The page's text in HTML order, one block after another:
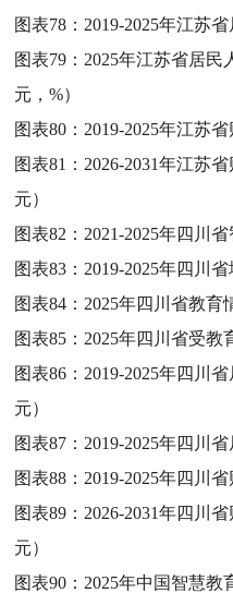
图表78： 2019-2025年江苏
图表79： 2025年江苏省居民
元，%）
图表80： 2019-2025年江苏
图表81： 2026-2031年江苏
元）
图表82： 2021-2025年四川
图表83： 2019-2025年四川
图表84： 2025年四川省教育
图表85： 2025年四川省受教
图表86： 2019-2025年四川
元）
图表87： 2019-2025年四川
图表88： 2019-2025年四川
图表89： 2026-2031年四川
元）
图表90： 2025年中国智慧教